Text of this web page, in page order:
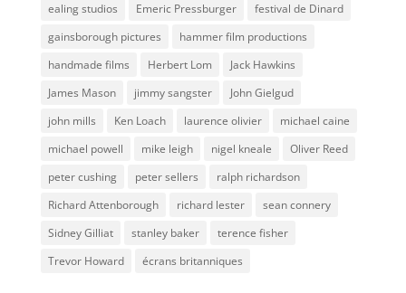
ealing studios
Emeric Pressburger
festival de Dinard
gainsborough pictures
hammer film productions
handmade films
Herbert Lom
Jack Hawkins
James Mason
jimmy sangster
John Gielgud
john mills
Ken Loach laurence olivier
michael caine
michael powell
mike leigh nigel kneale
Oliver Reed
peter cushing
peter sellers
ralph richardson
Richard Attenborough
richard lester
sean connery
Sidney Gilliat
stanley baker
terence fisher
Trevor Howard
écrans britanniques